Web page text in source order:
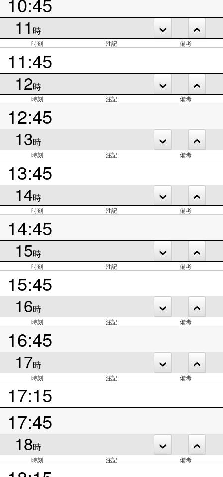
11 時
時刻 注記 備考
11:45
12時
時刻 注記 備考
12:45
13時
時刻 注記 備考
13:45
14時
時刻 注記 備考
14:45
15時
時刻 注記 備考
15:45
16時
時刻 注記 備考
16:45
17時
時刻 注記 備考
17:15
17:45
18時
時刻 注記 備考